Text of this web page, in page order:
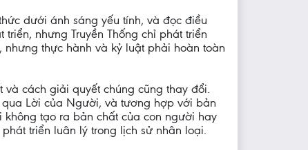
dưới ánh sáng yếu tính, và đọc điều
nhưng Truyền Thống chỉ phát triển
thực hành và kỷ luật phải hoàn toàn
cách giải quyết chúng cũng thay đổi.
Lời của Người, và tương hợp với bản
tạo ra bản chất của con người hay
triển luân lý trong lịch sử nhân loại.